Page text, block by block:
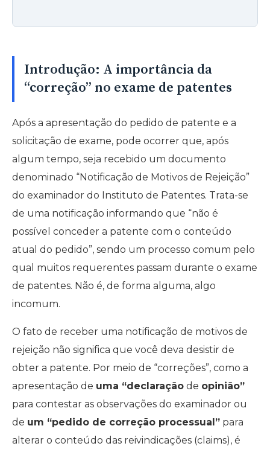
Introdução: A importância da
“correção” no exame de patentes
Após a apresentação do pedido de patente e a
solicitação de exame, pode ocorrer que, após
algum tempo, seja recebido um documento
denominado “Notificação de Motivos de Rejeição”
do examinador do Instituto de Patentes. Trata-se
de uma notificação informando que “não é
possível conceder a patente com o conteúdo
atual do pedido”, sendo um processo comum pelo
qual muitos requerentes passam durante o exame
de patentes. Não é, de forma alguma, algo
incomum.
O fato de receber uma notificação de motivos de
rejeição não significa que você deva desistir de
obter a patente. Por meio de “correções”, como a
apresentação de uma “declaração de opinião”
para contestar as observações do examinador ou
de um “pedido de correção processual” para
alterar o conteúdo das reivindicações (claims), é